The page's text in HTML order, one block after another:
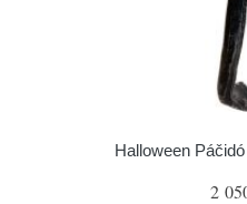
Halloween
2